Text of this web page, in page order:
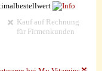
Kauf auf Rechnung
für Firmenkunden